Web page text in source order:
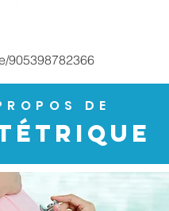
905398782366
DE